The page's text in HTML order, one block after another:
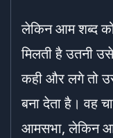
लेकिन आम शब्द
मिलती है उतनी
कही और लगे तो
बना देता है। वह
आमसभा, लेकिन